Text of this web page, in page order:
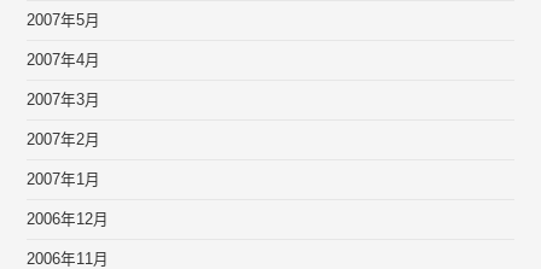
2007年5月
2007年4月
2007年3月
2007年2月
2007年1月
2006年12月
2006年11月